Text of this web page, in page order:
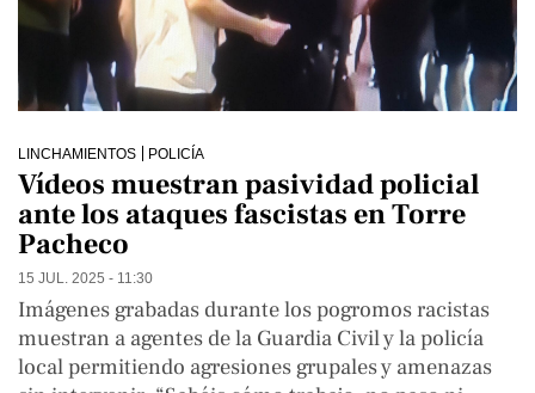
LINCHAMIENTOS POLICÍA
Vídeos muestran pasividad policial
ante los ataques fascistas en Torre
Pacheco
15 JUL. 2025 - 11:30
Imágenes grabadas durante los pogromos racistas
muestran a agentes de la Guardia Civil y la policía
local permitiendo agresiones grupales y amenazas